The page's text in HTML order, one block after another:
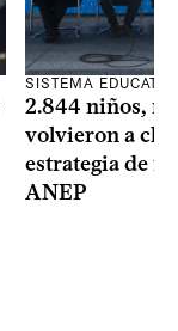
SISTEMA
2.844 niños,
volvieron a
estrategia de
ANEP